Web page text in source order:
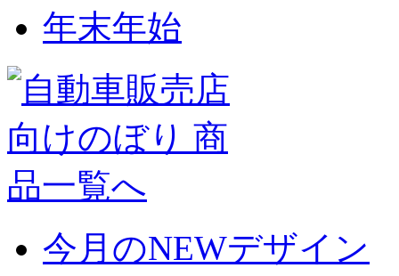
年末年始
今月のNEWデザイン